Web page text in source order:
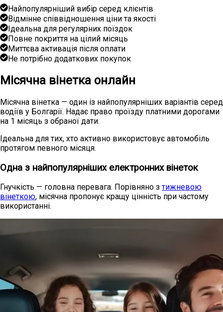
Найпопулярніший вибір серед клієнтів
Відмінне співвідношення ціни та якості
Ідеальна для регулярних поїздок
Повне покриття на цілий місяць
Миттєва активація після оплати
Не потрібно додаткових покупок
Місячна вінетка онлайн
Місячна вінетка — один із найпопулярніших варіантів серед
водіїв у Болгарії. Надає право проїзду платними дорогами
на 1 місяць з обраної дати.
Ідеальна для тих, хто активно використовує автомобіль
протягом певного місяця.
Одна з найпопулярніших електронних вінеток
Гнучкість — головна перевага. Порівняно зтижневою
вінеткою, місячна пропонує кращу цінність при частому
використанні.